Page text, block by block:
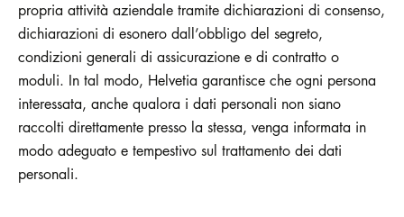
propria attività aziendale tramite dichiarazioni di consenso,
dichiarazioni di esonero dall’obbligo del segreto,
condizioni generali di assicurazione e di contratto o
moduli. In tal modo, Helvetia garantisce che ogni persona
interessata, anche qualora i dati personali non siano
raccolti direttamente presso la stessa, venga informata in
modo adeguato e tempestivo sul trattamento dei dati
personali.